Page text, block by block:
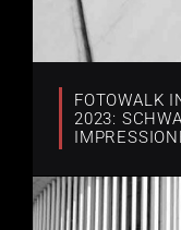
FOTOWALK
2023: